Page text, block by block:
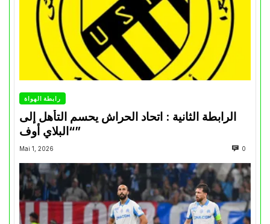
رابطة الهواة
الرابطة الثانية : اتحاد الحراش يحسم التأهل إلى
“البلاي أوف”
Mai 1, 2026 0